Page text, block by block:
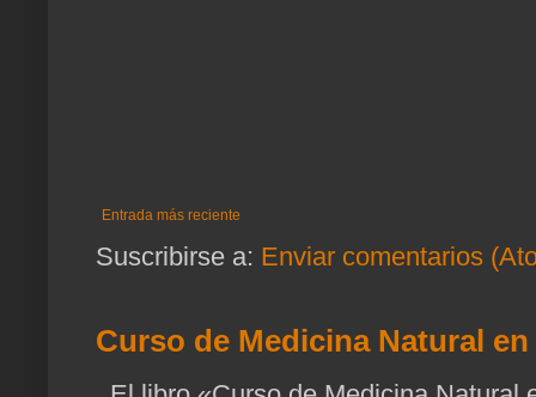
Entrada más reciente
Suscribirse a: Enviar comentarios
Curso de Medicina Natural